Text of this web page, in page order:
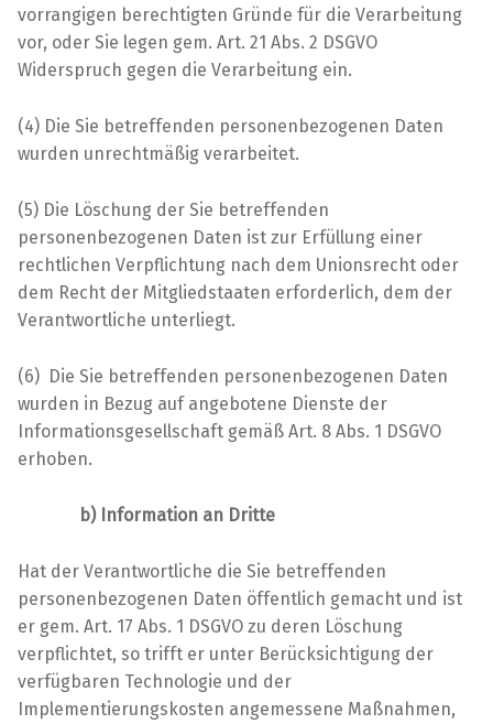
vorrangigen berechtigten Gründe für die Verarbeitung
vor, oder Sie legen gem. Art. 21 Abs. 2 DSGVO
Widerspruch gegen die Verarbeitung ein.
(4) Die Sie betreffenden personenbezogenen Daten
wurden unrechtmäßig verarbeitet.
(5) Die Löschung der Sie betreffenden
personenbezogenen Daten ist zur Erfüllung einer
rechtlichen Verpflichtung nach dem Unionsrecht oder
dem Recht der Mitgliedstaaten erforderlich, dem der
Verantwortliche unterliegt.
(6) Die Sie betreffenden personenbezogenen Daten
wurden in Bezug auf angebotene Dienste der
Informationsgesellschaft gemäß Art. 8 Abs. 1 DSGVO
erhoben.
b) Information an Dritte
Hat der Verantwortliche die Sie betreffenden
personenbezogenen Daten öffentlich gemacht und ist
er gem. Art. 17 Abs. 1 DSGVO zu deren Löschung
verpflichtet, so trifft er unter Berücksichtigung der
verfügbaren Technologie und der
Implementierungskosten angemessene Maßnahmen,